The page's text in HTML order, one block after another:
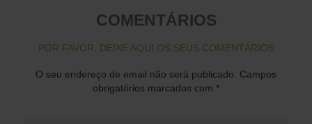
COMENTÁRIOS
POR FAVOR, DEIXE AQUI OS SEUS COMENTÁRIOS
O seu endereço de email não será publicado.
Campos
obrigatórios marcados com *